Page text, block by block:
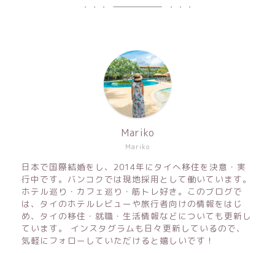
Mariko
Mariko
日本で国際結婚をし、2014年にタイへ移住を決意・実
行中です。バンコクでは現地採用として働いています。
ホテル巡り・カフェ巡り・筋トレ好き。このブログで
は、タイのホテルレビューや旅行者向けの情報をはじ
め、タイの移住・就職・生活情報などについても更新し
ています。 インスタグラムも日々更新しているので、
気軽にフォローしていただけると嬉しいです！